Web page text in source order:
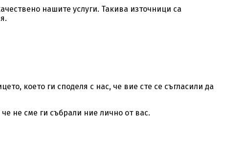
нашите услуги. Такива източници са
което ги споделя с нас, че вие сте се съгласили да
не сме ги събрали ние лично от вас.